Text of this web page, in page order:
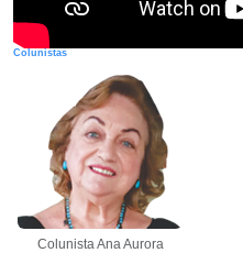
Colunistas
Colunista Ana Aurora